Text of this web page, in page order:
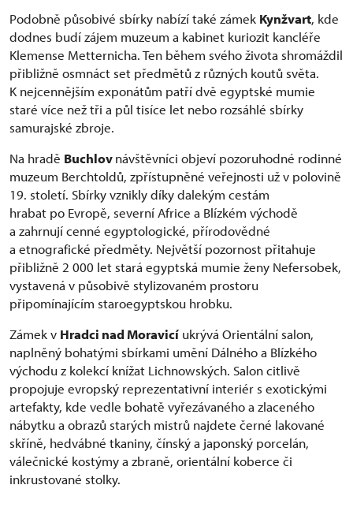
Podobně působivé sbírky nabízí také zámek Kynžvart, kde
dodnes budí zájem muzeum a kabinet kuriozit kancléře
Klemense Metternicha. Ten během svého života shromáždil
přibližně osmnáct set předmětů z různých koutů světa.
K nejcennějším exponátům patří dvě egyptské mumie
staré více než tři a půl tisíce let nebo rozsáhlé sbírky
samurajské zbroje.
Na hradě Buchlovnávštěvníci objeví pozoruhodné rodinné
muzeum Berchtoldů, zpřístupněné veřejnosti už v polovině
19. století. Sbírky vznikly díky dalekým cestám
hrabat po Evropě, severní Africe a Blízkém východě
a zahrnují cenné egyptologické, přírodovědné
a etnografické předměty. Největší pozornost přitahuje
přibližně 2 000 let stará egyptská mumie ženy Nefersobek,
vystavená v působivě stylizovaném prostoru
připomínajícím staroegyptskou hrobku.
Zámek v Hradci nad Moravicí ukrývá Orientální salon,
naplněný bohatými sbírkami umění Dálného a Blízkého
východu z kolekcí knížat Lichnowských. Salon citlivě
propojuje evropský reprezentativní interiér s exotickými
artefakty, kde vedle bohatě vyřezávaného a zlaceného
nábytku a obrazů starých mistrů najdete černé lakované
skříně, hedvábné tkaniny, čínský a japonský porcelán,
válečnické kostýmy a zbraně, orientální koberce či
inkrustované stolky.